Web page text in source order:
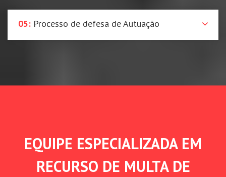
05: Processo de defesa de Autuação
EQUIPE ESPECIALIZADA EM
RECURSO DE MULTA DE